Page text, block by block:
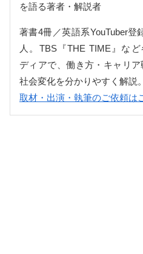
を語る著者・解説者
著書4冊／英語系YouTuber登
人。TBS『THE TIME』など
ディアで、働き方・キャリ
社会変化を分かりやすく解説。
取材・出演・執筆のご依頼は